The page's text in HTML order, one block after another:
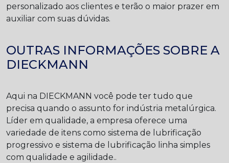
personalizado aos clientes e terão o maior prazer em
auxiliar com suas dúvidas.
OUTRAS INFORMAÇÕES SOBRE A
DIECKMANN
Aqui na DIECKMANN você pode ter tudo que
precisa quando o assunto for indústria metalúrgica.
Líder em qualidade, a empresa oferece uma
variedade de itens como sistema de lubrificação
progressivo e sistema de lubrificação linha simples
com qualidade e agilidade..